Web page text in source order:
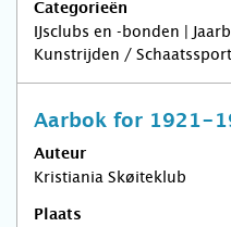
Categorieën
IJsclubs en -bonden |
Kunstrijden /
Aarbok for 1921-
Auteur
Kristiania Skøiteklub
Plaats